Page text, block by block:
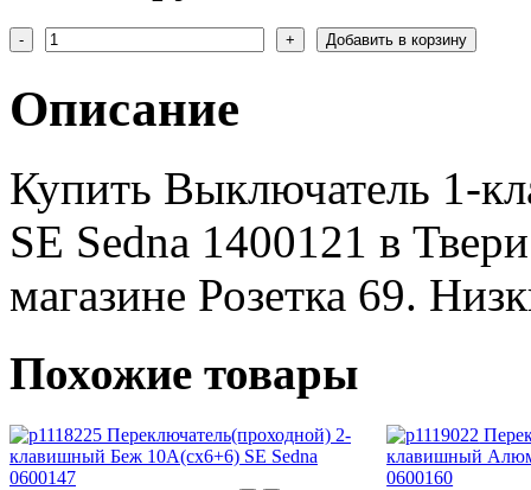
Описание
Купить Выключатель 1-
SE Sedna 1400121 в
магазине Розетка 69.
Похожие товары
Переключатель(проходной) 2-
клавишный Беж 10A(сх6+6) SE Sedna
0600147
клавишный
0600160